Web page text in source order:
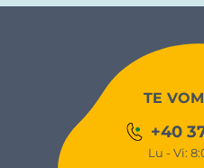
TE
+40
Lu - Vi: